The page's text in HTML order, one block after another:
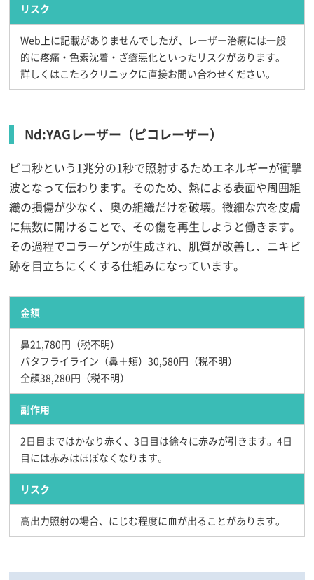
リスク
Web上に記載がありませんでしたが、レーザー治療には一般
的に疼痛・色素沈着・ざ瘡悪化といったリスクがあります。
詳しくはこたろクリニックに直接お問い合わせください。
Nd:YAGレーザー（ピコレーザー）
ピコ秒という1兆分の1秒で照射するためエネルギーが衝撃
波となって伝わります。そのため、熱による表面や周囲組
織の損傷が少なく、奥の組織だけを破壊。微細な穴を皮膚
に無数に開けることで、その傷を再生しようと働きます。
その過程でコラーゲンが生成され、肌質が改善し、ニキビ
跡を目立ちにくくする仕組みになっています。
金額
鼻21,780円（税不明）
バタフライライン（鼻＋頬）30,580円（税不明）
全顔38,280円（税不明）
副作用
2日目まではかなり赤く、3日目は徐々に赤みが引きます。4日
目には赤みはほぼなくなります。
リスク
高出力照射の場合、にじむ程度に血が出ることがあります。